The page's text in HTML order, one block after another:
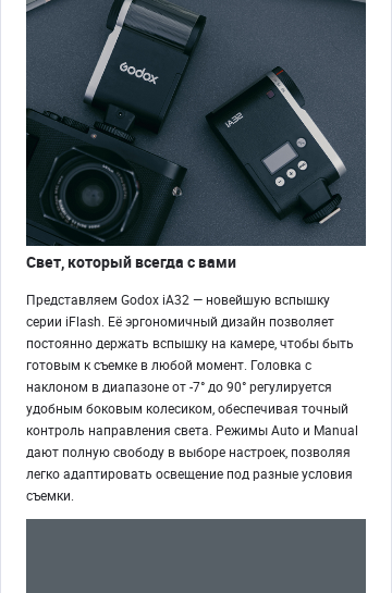
Свет, который всегда с вами
Представляем Godox iA32 — новейшую вспышку
серии iFlash. Её эргономичный дизайн позволяет
постоянно держать вспышку на камере, чтобы быть
готовым к съемке в любой момент. Головка с
наклоном в диапазоне от -7° до 90° регулируется
удобным боковым колесиком, обеспечивая точный
контроль направления света. Режимы Auto и Manual
дают полную свободу в выборе настроек, позволяя
легко адаптировать освещение под разные условия
съемки.